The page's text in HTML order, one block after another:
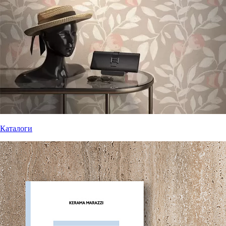
Каталоги